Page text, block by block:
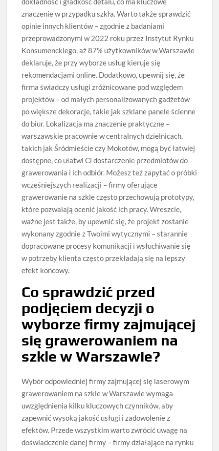
znaczenie w przypadku szkła. Warto także sprawdzić
opinie innych klientów – zgodnie z badaniami
przeprowadzonymi w 2022 roku przez Instytut Rynku
Konsumenckiego, aż 87% użytkowników w Warszawie
deklaruje, że przy wyborze usług kieruje się
rekomendacjami online. Dodatkowo, upewnij się, że
firma świadczy usługi zróżnicowane pod względem
projektów – od małych personalizowanych gadżetów
po większe dekoracje, takie jak szklane panele ścienne
do biur. Lokalizacja ma znaczenie praktyczne –
warszawskie pracownie w centralnych dzielnicach,
takich jak Śródmieście czy Mokotów, mogą być łatwiej
dostępne, co ułatwi Ci dostarczenie przedmiotów do
grawerowania i ich odbiór. Możesz też zapytać o próbki
wcześniejszych realizacji – firmy oferujące
grawerowanie na szkle często przechowują prototypy,
które pozwalają ocenić jakość ich pracy. Wreszcie,
ważne jest także, by upewnić się, że projekt zostanie
wykonany zgodnie z Twoimi wytycznymi – starannie
dopracowane procesy komunikacji i wsłuchiwanie się
w potrzeby klienta często przekładają się na lepszy
efekt końcowy.
Co sprawdzić przed
podjęciem decyzji o
wyborze firmy zajmującej
się grawerowaniem na
szkle w Warszawie?
Wybór odpowiedniej firmy zajmującej się laserowym
grawerowaniem na szkle w Warszawie wymaga
uwzględnienia kilku kluczowych czynników, aby
zapewnić wysoką jakość usługi i zadowolenie z
efektów. Przede wszystkim warto zwrócić uwagę na
doświadczenie danej firmy – firmy działające na rynku